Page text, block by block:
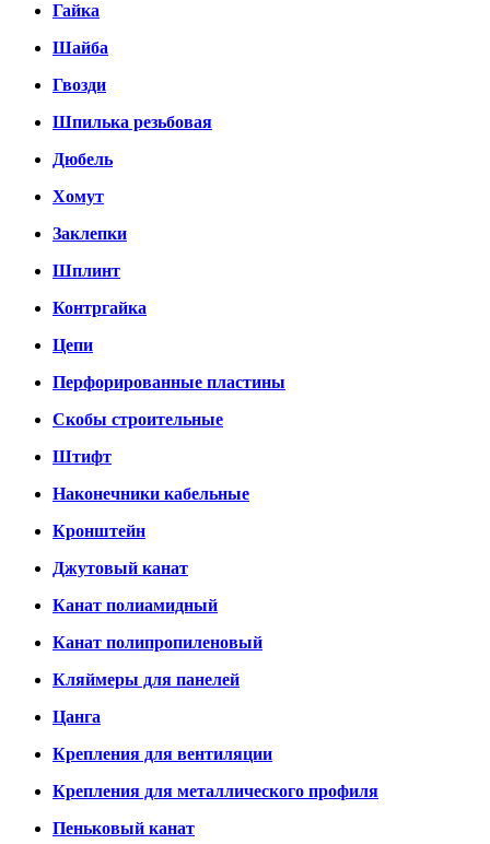
Гайка
Шайба
Гвозди
Шпилька резьбовая
Дюбель
Хомут
Заклепки
Шплинт
Контргайка
Цепи
Перфорированные пластины
Скобы строительные
Штифт
Наконечники кабельные
Кронштейн
Джутовый канат
Канат полиамидный
Канат полипропиленовый
Кляймеры для панелей
Цанга
Крепления для вентиляции
Крепления для металлического профиля
Пеньковый канат